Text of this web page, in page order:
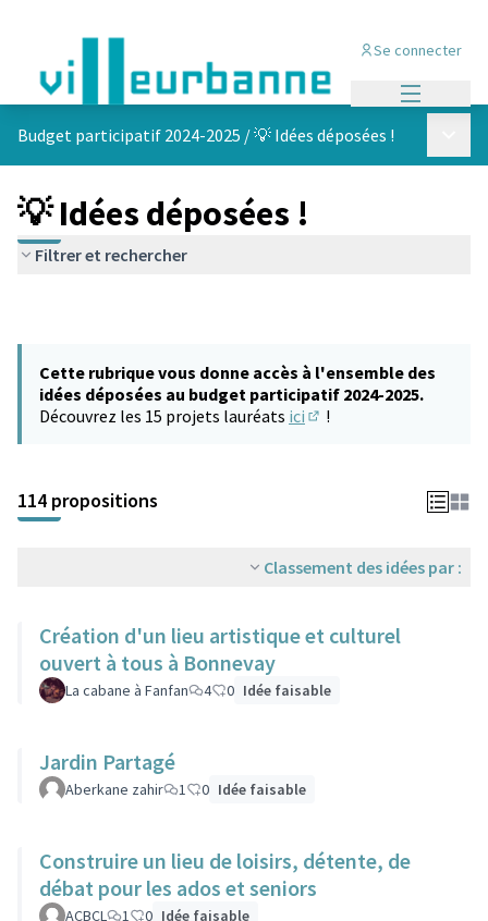
Se connecter
Budget participatif 2024-2025 /💡 Idées déposées !
💡 Idées déposées !
Filtrer et rechercher
Cette rubrique vous donne accès à l'ensemble des
idées déposées au budget participatif 2024-2025.
Découvrez les 15 projets lauréats ici !
114 propositions
Classement des idées par :
Création d'un lieu artistique et culturel
ouvert à tous à Bonnevay
La cabane à Fanfan 4 0 Idée faisable
Jardin Partagé
Aberkane zahir 1 0 Idée faisable
Construire un lieu de loisirs, détente, de
débat pour les ados et seniors
ACBCL 1 0 Idée faisable